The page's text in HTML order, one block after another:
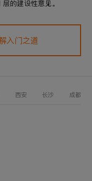
的建设性意见。
入门之道
西安 长沙 成都